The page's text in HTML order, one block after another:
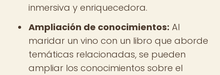
inmersiva y enriquecedora.
Ampliación de conocimientos: Al
maridar un vino con un libro que aborde
temáticas relacionadas, se pueden
ampliar los conocimientos sobre el